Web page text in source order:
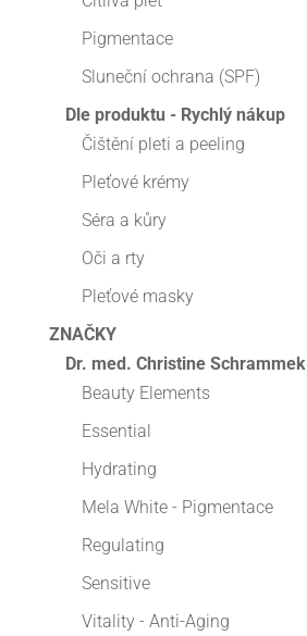
Pigmentace
Sluneční ochrana (SPF)
Dle produktu - Rychlý nákup
Čištění pleti a peeling
Pleťové krémy
Séra a kůry
Oči a rty
Pleťové masky
ZNAČKY
Dr. med. Christine Schrammek
Beauty Elements
Essential
Hydrating
Mela White - Pigmentace
Regulating
Sensitive
Vitality - Anti-Aging